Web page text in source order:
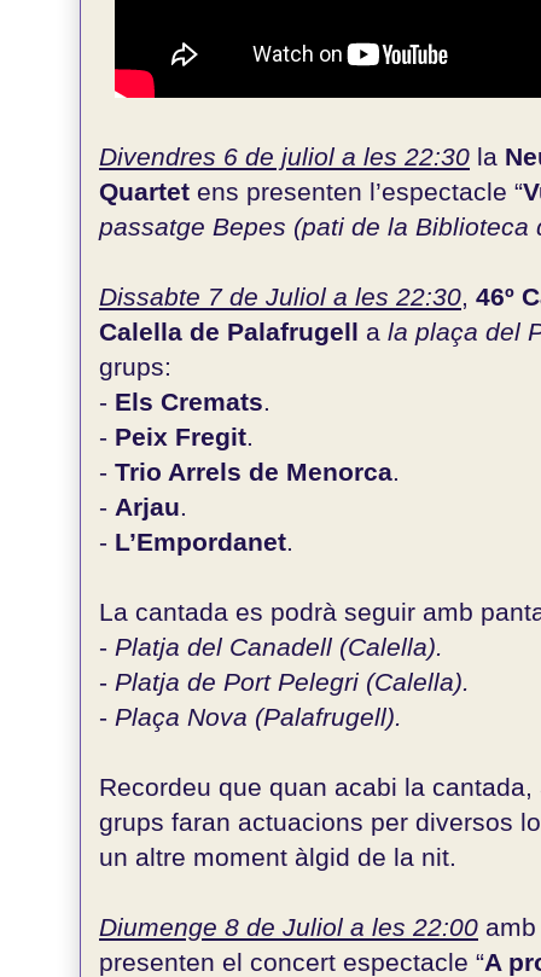
Divendres 6 de juliol a les 22:30 la
Quartet ens presenten l’espectacle “
passatge Bepes (pati de la Biblioteca
Dissabte 7 de Juliol a les 22:30, 46º
Calella de Palafrugell a la plaça del
grups:
- Els Cremats.
- Peix Fregit.
- Trio Arrels de Menorca.
- Arjau.
- L’Empordanet.
La cantada es podrà seguir amb
- Platja del Canadell (Calella).
- Platja de Port Pelegri (Calella).
- Plaça Nova (Palafrugell).
Recordeu que quan acabi la
grups faran actuacions per diversos
un altre moment àlgid de la nit.
Diumenge 8 de Juliol a les 22:00
presenten el concert espectacle “A